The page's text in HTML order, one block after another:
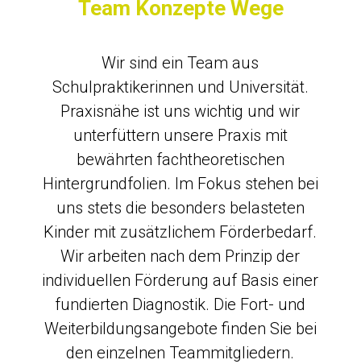
Team Konzepte Wege
Wir sind ein Team aus
Schulpraktikerinnen und Universität.
Praxisnähe ist uns wichtig und wir
unterfüttern unsere Praxis mit
bewährten fachtheoretischen
Hintergrundfolien. Im Fokus stehen bei
uns stets die besonders belasteten
Kinder mit zusätzlichem Förderbedarf.
Wir arbeiten nach dem Prinzip der
individuellen Förderung auf Basis einer
fundierten Diagnostik. Die Fort- und
Weiterbildungsangebote finden Sie bei
den einzelnen Teammitgliedern.